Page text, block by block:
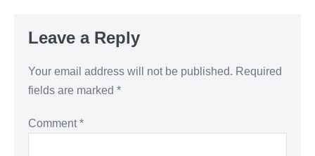
Leave a Reply
Your email address will not be published. Required
fields are marked *
Comment*